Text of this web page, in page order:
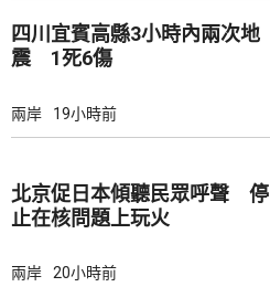
四川宜賓高縣3小時內兩次地
震 1死6傷
兩岸 19小時前
北京促日本傾聽民眾呼聲 停
止在核問題上玩火
兩岸 20小時前